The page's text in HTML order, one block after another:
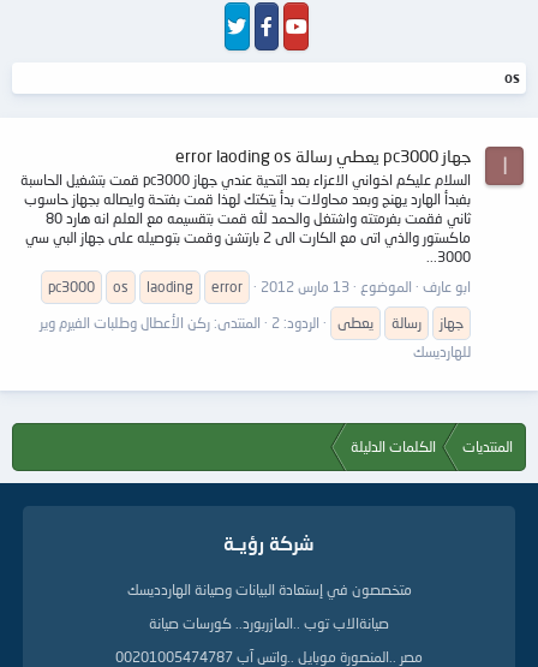
os
ا جهاز pc3000 يعطي رسالة error laoding os
السلام عليكم اخواني الاعزاء بعد التحية عندي جهاز pc3000 قمت بتشغيل الحاسبة
بفبدأ الهارد يهنج وبعد محاولات بدأ يتكتك لهذا قمت بفتحة وايصاله بجهاز حاسوب
ثاني فقمت بفرمتته واشتغل والحمد لله قمت بتقسيمه مع العلم انه هارد 80
ماكستور والذي اتى مع الكارت الى 2 بارتشن وقمت بتوصيله على جهاز البي سي
3000...
ابو عارف
الموضوع 13 مارس 2012 error
laoding
os
pc3000
جهاز
رسالة يعطى الردود: 2 المنتدى: ركن الأعطال وطلبات الفيرم وير
للهارديسك
المنتديات الكلمات الدليلة
شركة رؤيــة
متخصصون في إستعادة البيانات وصيانة الهاردديسك
صيانةالاب توب ..المازربورد.. كورسات صيانة
مصر ..المنصورة موبايل ..واتس آب 00201005474787